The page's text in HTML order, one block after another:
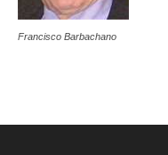
Francisco Barbachano